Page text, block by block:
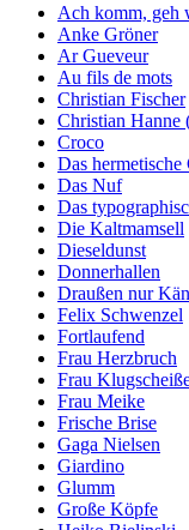
Ach komm, geh
Anke Gröner
Ar Gueveur
Au fils de mots
Christian Fischer
Christian Hanne
Croco
Das hermetische
Das Nuf
Das
Die Kaltmamsell
Dieseldunst
Donnerhallen
Draußen nur
Felix Schwenzel
Fortlaufend
Frau Herzbruch
Frau
Frau Meike
Frische Brise
Gaga Nielsen
Giardino
Glumm
Große Köpfe